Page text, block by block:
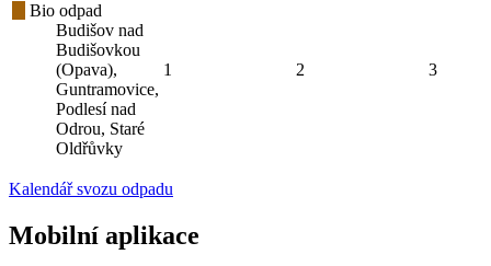
Bio odpad
Budišov nad
Budišovkou
(Opava),
Guntramovice,
Podlesí nad
Odrou, Staré
Oldřůvky
1 2 3
Kalendář svozu odpadu
Mobilní aplikace